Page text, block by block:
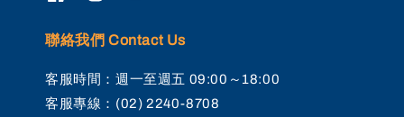
聯絡我們 Contact Us
客服時間：週一至週五 09:00～18:00
客服專線：(02) 2240-8708